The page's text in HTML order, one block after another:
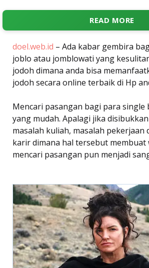
READ MORE
doel.web.id – Ada kabar gembira
joblo atau jomblowati yang
jodoh dimana anda bisa
jodoh secara online terbaik di Hp
Mencari pasangan bagi para single
yang mudah. Apalagi jika
masalah kuliah, masalah pekerjaan
karir dimana hal tersebut
mencari pasangan pun menjadi